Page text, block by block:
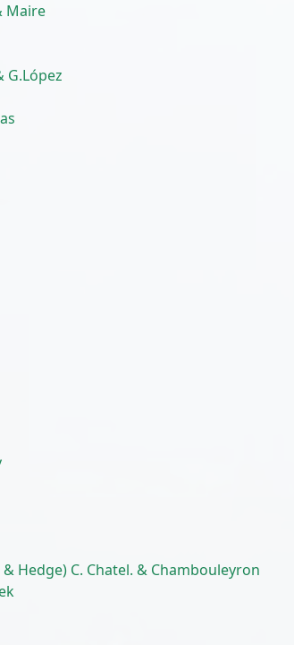
Maire
G.López
Hedge) C. Chatel. & Chambouleyron